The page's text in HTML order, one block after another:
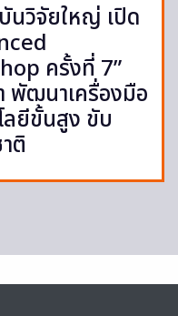
นวิจัยใหญ่ เปิด
ครั้งที่ 7”
พัฒนาเครื่องมือ
ลยีขั้นสูง ขับ
ติ